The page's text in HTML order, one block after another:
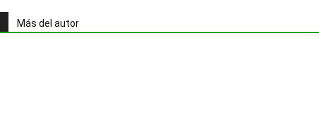
Más del autor